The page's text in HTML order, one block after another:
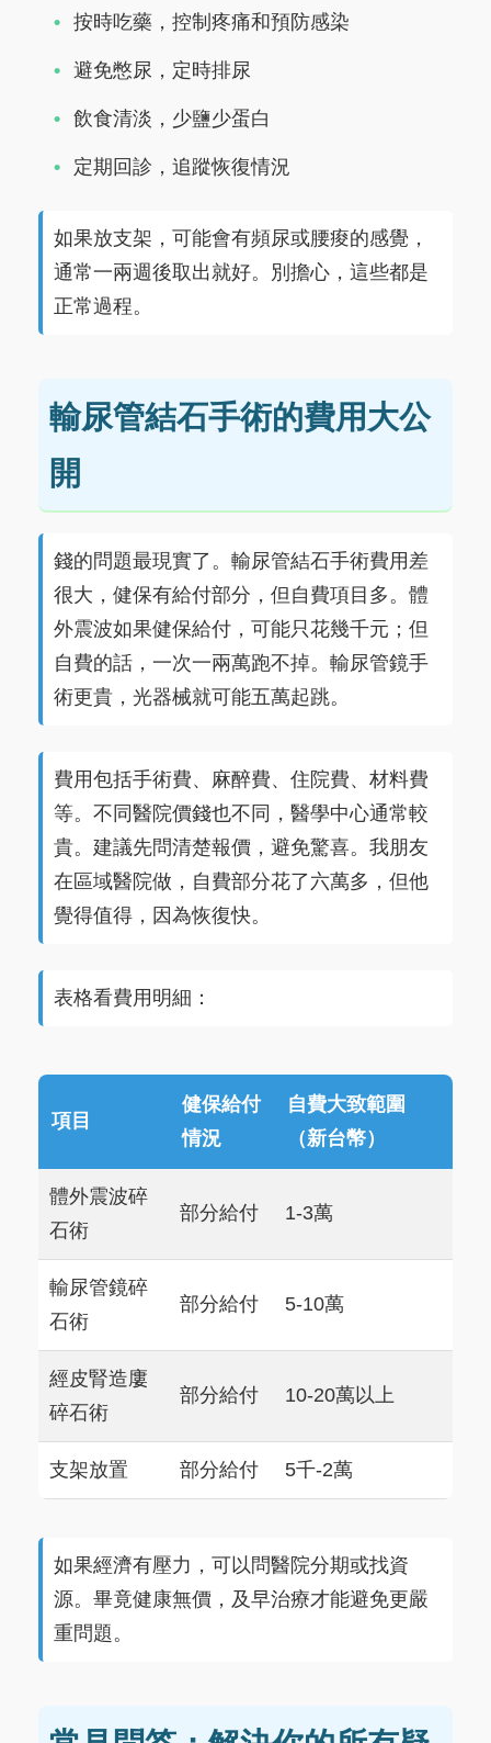
按時吃藥，控制疼痛和預防感染
避免憋尿，定時排尿
飲食清淡，少鹽少蛋白
定期回診，追蹤恢復情況
如果放支架，可能會有頻尿或腰痠的感覺，
通常一兩週後取出就好。別擔心，這些都是
正常過程。
輸尿管結石手術的費用大公
開
錢的問題最現實了。輸尿管結石手術費用差
很大，健保有給付部分，但自費項目多。體
外震波如果健保給付，可能只花幾千元；但
自費的話，一次一兩萬跑不掉。輸尿管鏡手
術更貴，光器械就可能五萬起跳。
費用包括手術費、麻醉費、住院費、材料費
等。不同醫院價錢也不同，醫學中心通常較
貴。建議先問清楚報價，避免驚喜。我朋友
在區域醫院做，自費部分花了六萬多，但他
覺得值得，因為恢復快。
表格看費用明細：
項目
健保給付
情況
自費大致範圍
（新台幣）
體外震波碎
石術
部分給付 1-3萬
輸尿管鏡碎
石術
部分給付 5-10萬
經皮腎造廔
碎石術
部分給付 10-20萬以上
支架放置 部分給付 5千-2萬
如果經濟有壓力，可以問醫院分期或找資
源。畢竟健康無價，及早治療才能避免更嚴
重問題。